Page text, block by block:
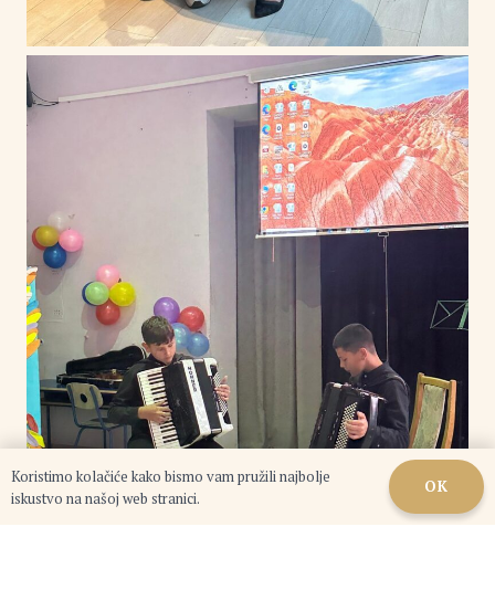
Koristimo kolačiće kako bismo vam pružili najbolje
iskustvo na našoj web stranici.
OK